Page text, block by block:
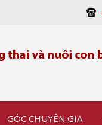
GÓC CHUYÊN GIA